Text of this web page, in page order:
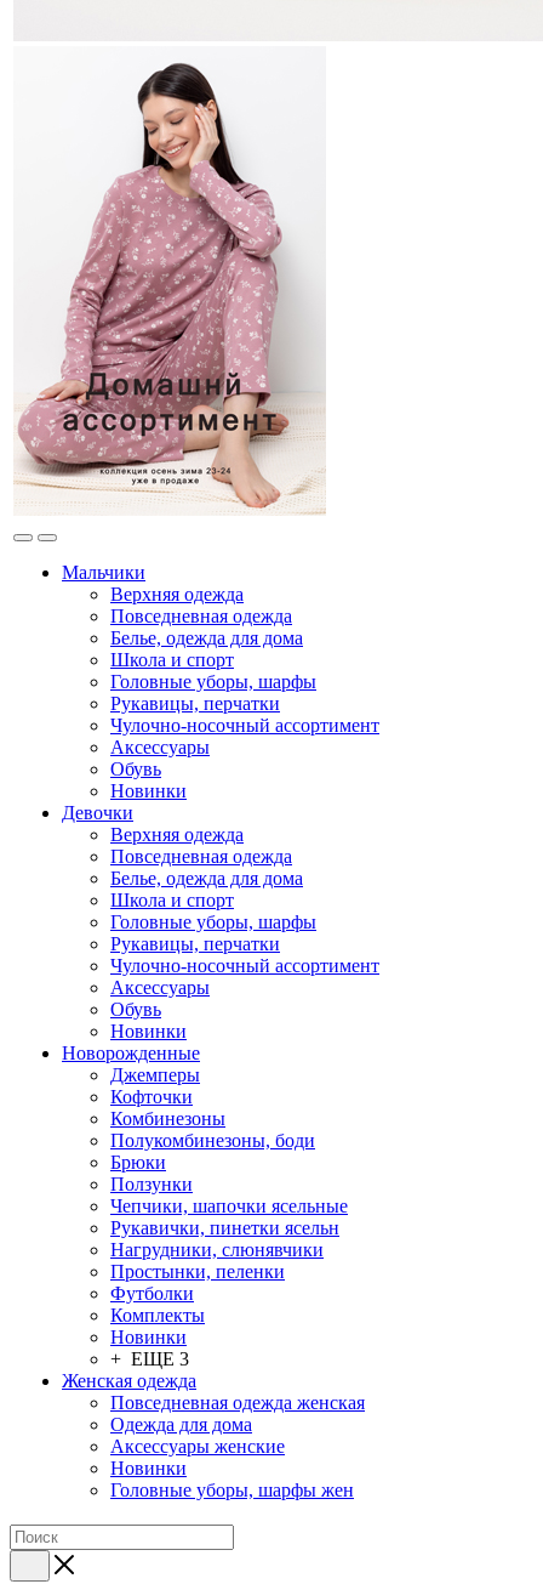
Мальчики
Верхняя одежда
Повседневная одежда
Белье, одежда для дома
Школа и спорт
Головные уборы, шарфы
Рукавицы, перчатки
Чулочно-носочный ассортимент
Аксессуары
Обувь
Новинки
Девочки
Верхняя одежда
Повседневная одежда
Белье, одежда для дома
Школа и спорт
Головные уборы, шарфы
Рукавицы, перчатки
Чулочно-носочный ассортимент
Аксессуары
Обувь
Новинки
Новорожденные
Джемперы
Кофточки
Комбинезоны
Полукомбинезоны, боди
Брюки
Ползунки
Чепчики, шапочки ясельные
Рукавички, пинетки ясельн
Нагрудники, слюнявчики
Простынки, пеленки
Футболки
Комплекты
Новинки
+ ЕЩЕ 3
Женская одежда
Повседневная одежда женская
Одежда для дома
Аксессуары женские
Новинки
Головные уборы, шарфы жен